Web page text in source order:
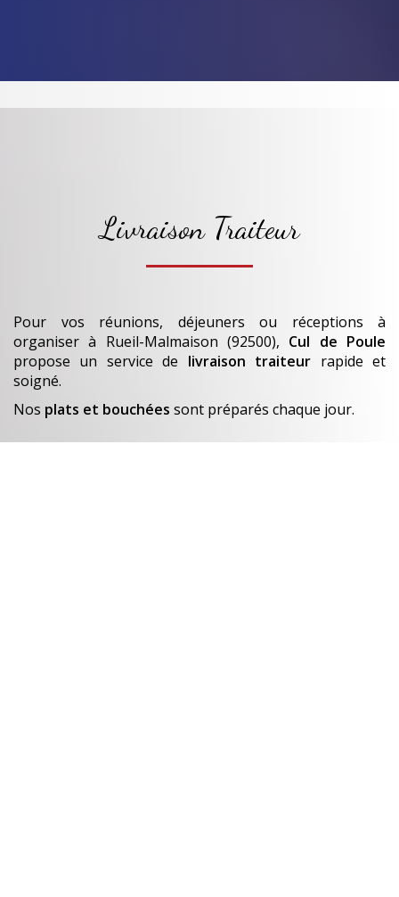
Livraison Traiteur
Pour vos réunions, déjeuners ou réceptions à
organiserà Rueil-Malmaison (92500), Cul de Poule
propose un service de livraison traiteur rapide et
soigné.
Nos plats et bouchées sont préparés chaque jour.